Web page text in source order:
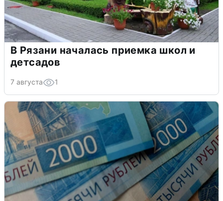
В Рязани началась приемка школ и
детсадов
7 августа 1